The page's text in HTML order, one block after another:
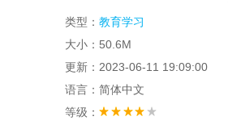
类型： 教育学习
大小：50.6M
更新：2023-06-11 19:09:00
语言：简体中文
等级：